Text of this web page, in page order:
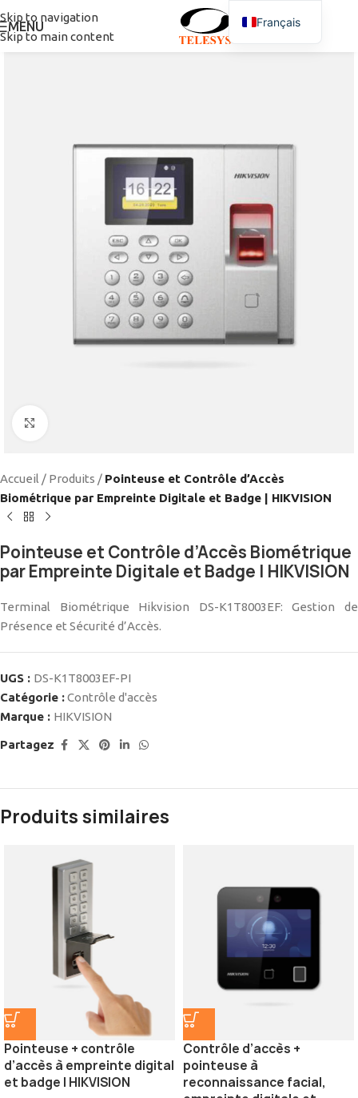
Skip to navigation
Skip to main content
MENU
Accueil / Produits / Pointeuse et Contrôle d’Accès
Biométrique par Empreinte Digitale et Badge | HIKVISION
Pointeuse et Contrôle d’Accès Biométrique
par Empreinte Digitale et Badge | HIKVISION
Terminal Biométrique Hikvision DS-K1T8003EF: Gestion de
Présence et Sécurité d’Accès.
UGS : DS-K1T8003EF-PI
Catégorie :Contrôle d'accès
Marque : HIKVISION
Partagez
Produits similaires
Pointeuse + contrôle
d’accès à empreinte digital
et badge | HIKVISION
Contrôle d’accès +
pointeuse à
reconnaissance facial,
Français